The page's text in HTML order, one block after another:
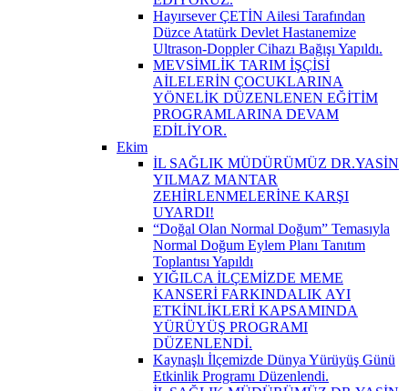
Hayırsever ÇETİN Ailesi Tarafından
Düzce Atatürk Devlet Hastanemize
Ultrason-Doppler Cihazı Bağışı Yapıldı.
MEVSİMLİK TARIM İŞÇİSİ
AİLELERİN ÇOCUKLARINA
YÖNELİK DÜZENLENEN EĞİTİM
PROGRAMLARINA DEVAM
EDİLİYOR.
Ekim
İL SAĞLIK MÜDÜRÜMÜZ DR.YASİN
YILMAZ MANTAR
ZEHİRLENMELERİNE KARŞI
UYARDI!
“Doğal Olan Normal Doğum” Temasıyla
Normal Doğum Eylem Planı Tanıtım
Toplantısı Yapıldı
YIĞILCA İLÇEMİZDE MEME
KANSERİ FARKINDALIK AYI
ETKİNLİKLERİ KAPSAMINDA
YÜRÜYÜŞ PROGRAMI
DÜZENLENDİ.
Kaynaşlı İlçemizde Dünya Yürüyüş Günü
Etkinlik Programı Düzenlendi.